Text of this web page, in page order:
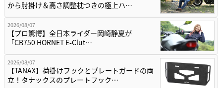
から肘掛け＆高さ調整枕つきの極上ハ…
2026/08/07
【プロ驚愕】全日本ライダー岡崎静夏が
「CB750 HORNET E-Clut…
2026/08/07
【TANAX】荷掛けフックとプレートガードの両
立！タナックスのプレートフック…